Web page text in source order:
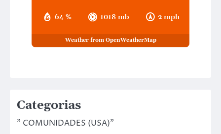
64 % 1018 mb 2 mph
Weather from OpenWeatherMap
Categorias
" COMUNIDADES (USA)"